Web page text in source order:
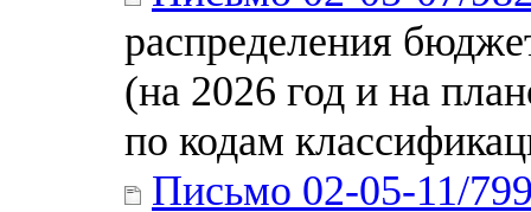
распределения
(на 2026 год и на
по кодам
Письмо 02-05-11/